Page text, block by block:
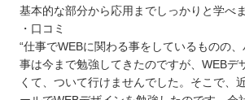
基本的な部分から応用までしっかりと学べま
・口コミ
“仕事でWEBに関わる事をしているものの
事は今まで勉強してきたのですが、WEBデ
くて、ついて行けませんでした。そこで、